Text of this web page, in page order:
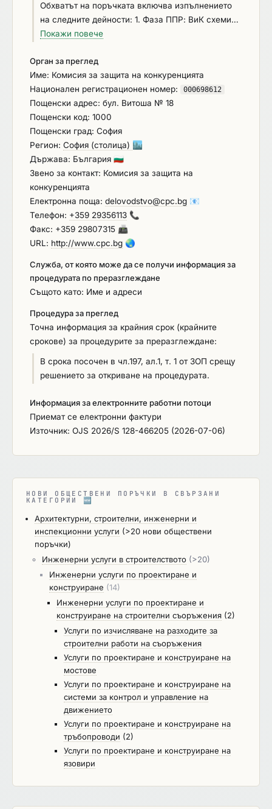
Обхватът на поръчката включва изпълнението
на следните дейности: 1. Фаза ППР: ВиК схеми
към ПУП за предложение на трасе на линеен
съоръжения): •Водопроводни мрежи и
съоръжения по тях: - Външни водопроводни
мрежи (извън регулация); - Вътрешни
водопроводни мрежи; •Канализационни мрежи
и съоръжения по тях. 3. Фаза Работен
(Технически) проект: 3.1. Нови мрежи и
съоръжения •Водопроводни мрежи и
съоръжения по тях: - Външни водопроводни
мрежи (извън регулация); - Вътрешни
водопроводни мрежи (в регулация); -
Оразмеряване на хидравличен удар; - Водоеми;
- ПС; •Канализационни мрежи и съоръжения по
тях: - Канализационни мрежи; - КПС; 3.2.
Реконструкции на мрежи и съоръжения
Външни водопроводни мрежи (извън регулация);
- Вътрешни водопроводни мрежи (в регулация);
- Оразмеряване на хидравличен удар; -
Водоеми; - ПС; •Канализационни мрежи и
съоръжения по тях: - Канализационни мрежи; -
КПС. 4. Проектиране на сгради за нуждите на
преустройства на съществуващи сгради във
Фаза Работен (Технически) проект. 5. Изготвяне
на проект за екзекутивно геодезическо
линейни съоръжения; -Трасиране на имотни
линейни съоръжения; -Геодезическа снимка -
инфраструктура; -Изработване на проект за СОЗ
на водно стопанско съоръжение в част
„Геодезия“, включващ регистър на засегнатите
имоти на поясите на СОЗ (I-ви, II-ри, III-ти),
координатен регистър на характерни точки от
граничните контури на поясите на СОЗ в
координатни системи "1970г.", "БГС 2005" и
"WGS84-географски"; -Заснемане на площни
съоръжения. 6. Извършване на авторски надзор:
Във връзка с точното спазване на
инвестиционния проект при изпълнението на
СМР Изпълнителят, посредством отделните
правоспособни лица, автори на приложимата
проектна документация по части, ще
осъществява авторски надзор съобразно
изискванията на чл. 162 ЗУТ и договора за
изпълнение, от времето от откриването на
строителната площадка до съставяне и
приемане на строежа. Изпълнението включва
Покажи повече
Орган за преглед
Име: Комисия за защита на конкуренцията
Национален регистрационен номер:
000698612
Пощенски адрес: бул. Витоша № 18
Пощенски код: 1000
Пощенски град: София
Регион: София (столица) 🏙️
Държава: България 🇧🇬
Звено за контакт: Комисия за защита на
конкуренцията
Електронна поща: delovodstvo@cpc.bg 📧
Телефон: +359 29356113 📞
Факс: +359 29807315 📠
URL: http://www.cpc.bg 🌏
Служба, от която може да се получи информация за
процедурата по преразглеждане
Същото като: Име и адреси
Процедура за преглед
Точна информация за крайния срок (крайните
срокове) за процедурите за преразглеждане:
В срока посочен в чл.197, ал.1, т. 1 от ЗОП срещу
решението за откриване на процедурата.
Информация за електронните работни потоци
Приемат се електронни фактури
Източник: OJS 2026/S 128-466205 (2026-07-06)
НОВИ ОБЩЕСТВЕНИ ПОРЪЧКИ В СВЪРЗАНИ
КАТЕГОРИИ 🆕
Архитектурни, строителни, инженерни и
инспекционни услуги (>20 нови обществени
поръчки)
Инженерни услуги в строителството (>20)
Инженерни услуги по проектиране и
конструиране (14)
Инженерни услуги по проектиране и
конструиране на строителни съоръжения (2)
Услуги по изчисляване на разходите за
строителни работи на съоръжения
Услуги по проектиране и конструиране на
мостове
Услуги по проектиране и конструиране на
системи за контрол и управление на
движението
Услуги по проектиране и конструиране на
тръбопроводи (2)
Услуги по проектиране и конструиране на
язовири